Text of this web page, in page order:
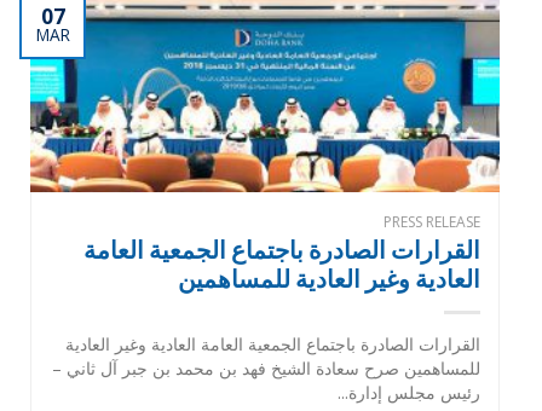
07
MAR
PRESS RELEASE
القرارات الصادرة باجتماع الجمعية العامة
العادية وغير العادية للمساهمين
القرارات الصادرة باجتماع الجمعية العامة العادية وغير العادية
للمساهمين صرح سعادة الشيخ فهد بن محمد بن جبر آل ثاني –
رئيس مجلس إدارة...